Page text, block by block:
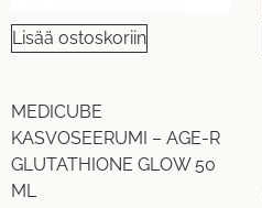
Lisää ostoskoriin
MEDICUBE
KASVOSEERUMI – AGE-R
GLUTATHIONE GLOW 50
ML